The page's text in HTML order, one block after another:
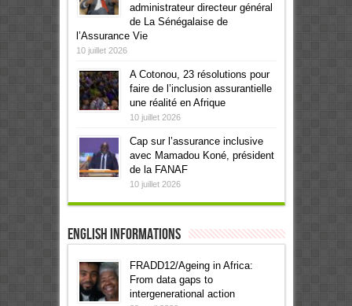
administrateur directeur général
de La Sénégalaise de
l’Assurance Vie
10 juillet 2026
A Cotonou, 23 résolutions pour
faire de l’inclusion assurantielle
une réalité en Afrique
10 juillet 2026
Cap sur l’assurance inclusive
avec Mamadou Koné, président
de la FANAF
10 juillet 2026
English informations
FRADD12/Ageing in Africa:
From data gaps to
intergenerational action